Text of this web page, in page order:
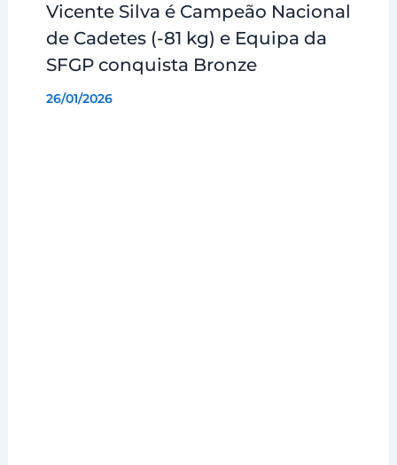
Vicente Silva é Campeão Nacional
de Cadetes (-81 kg) e Equipa da
SFGP conquista Bronze
26/01/2026